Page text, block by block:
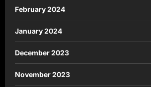
February 2024
January 2024
December 2023
November 2023